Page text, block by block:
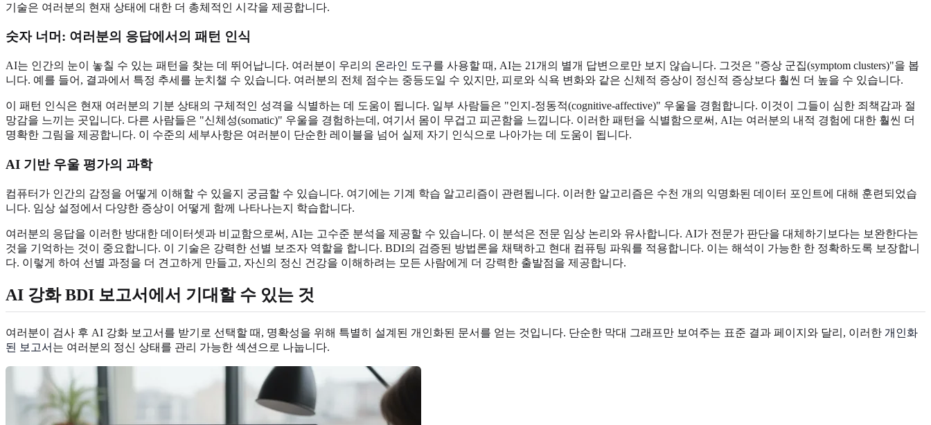
기술은 여러분의 현재 상태에 대한 더 총체적인 시각을 제공합니다.
숫자 너머: 여러분의 응답에서의 패턴 인식
AI는 인간의 눈이 놓칠 수 있는 패턴을 찾는 데 뛰어납니다. 여러분이 우리의 온라인 도구를 사용할 때, AI는 21개의 별개 답변으로만 보지 않습니다. 그것은 "증상 군집(symptom clusters)"을 봅
니다. 예를 들어, 결과에서 특정 추세를 눈치챌 수 있습니다. 여러분의 전체 점수는 중등도일 수 있지만, 피로와 식욕 변화와 같은 신체적 증상이 정신적 증상보다 훨씬 더 높을 수 있습니다.
이 패턴 인식은 현재 여러분의 기분 상태의 구체적인 성격을 식별하는 데 도움이 됩니다. 일부 사람들은 "인지-정동적(cognitive-affective)" 우울을 경험합니다. 이것이 그들이 심한 죄책감과 절
망감을 느끼는 곳입니다. 다른 사람들은 "신체성(somatic)" 우울을 경험하는데, 여기서 몸이 무겁고 피곤함을 느낍니다. 이러한 패턴을 식별함으로써, AI는 여러분의 내적 경험에 대한 훨씬 더
명확한 그림을 제공합니다. 이 수준의 세부사항은 여러분이 단순한 레이블을 넘어 실제 자기 인식으로 나아가는 데 도움이 됩니다.
AI 기반 우울 평가의 과학
컴퓨터가 인간의 감정을 어떻게 이해할 수 있을지 궁금할 수 있습니다. 여기에는 기계 학습 알고리즘이 관련됩니다. 이러한 알고리즘은 수천 개의 익명화된 데이터 포인트에 대해 훈련되었습
니다. 임상 설정에서 다양한 증상이 어떻게 함께 나타나는지 학습합니다.
여러분의 응답을 이러한 방대한 데이터셋과 비교함으로써, AI는 고수준 분석을 제공할 수 있습니다. 이 분석은 전문 임상 논리와 유사합니다. AI가 전문가 판단을 대체하기보다는 보완한다는
것을 기억하는 것이 중요합니다. 이 기술은 강력한 선별 보조자 역할을 합니다. BDI의 검증된 방법론을 채택하고 현대 컴퓨팅 파워를 적용합니다. 이는 해석이 가능한 한 정확하도록 보장합니
다. 이렇게 하여 선별 과정을 더 견고하게 만들고, 자신의 정신 건강을 이해하려는 모든 사람에게 더 강력한 출발점을 제공합니다.
AI 강화 BDI 보고서에서 기대할 수 있는 것
여러분이 검사 후 AI 강화 보고서를 받기로 선택할 때, 명확성을 위해 특별히 설계된 개인화된 문서를 얻는 것입니다. 단순한 막대 그래프만 보여주는 표준 결과 페이지와 달리, 이러한 개인화
된 보고서 는 여러분의 정신 상태를 관리 가능한 섹션으로 나눕니다.